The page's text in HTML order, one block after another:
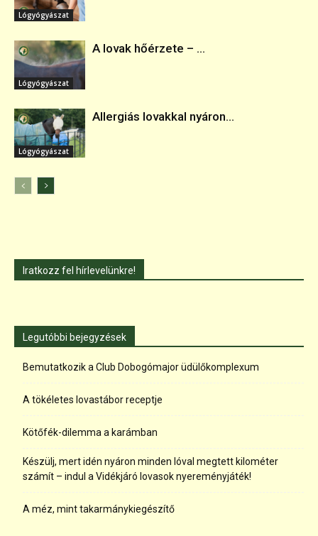
Lógyógyászat
Lógyógyászat
A lovak hőérzete – ...
Lógyógyászat
Allergiás lovakkal nyáron...
Iratkozz fel hírlevelünkre!
Legutóbbi bejegyzések
Bemutatkozik a Club Dobogómajor üdülőkomplexum
A tökéletes lovastábor receptje
Kötőfék-dilemma a karámban
Készülj, mert idén nyáron minden lóval megtett kilométer
számít – indul a Vidékjáró lovasok nyereményjáték!
A méz, mint takarmánykiegészítő